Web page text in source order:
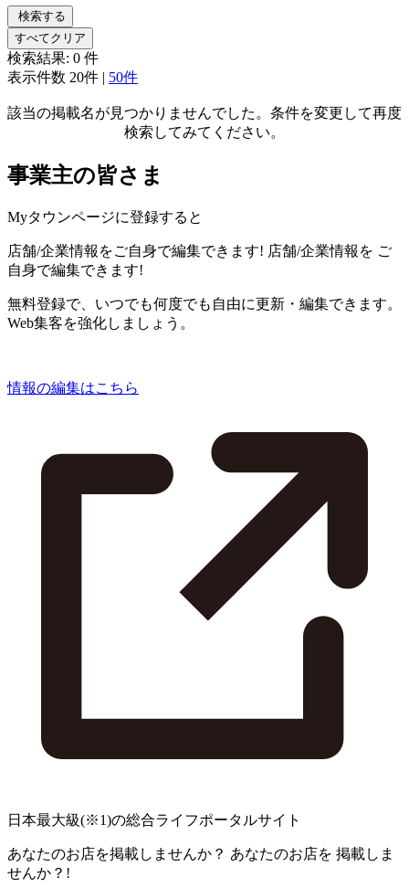
検索する
すべてクリア
検索結果: 0 件
表示件数 20件 | 50件
該当の掲載名が見つかりませんでした。条件を変更して再度
検索してみてください。
事業主の皆さま
Myタウンページに登録すると
店舗/企業情報をご自身で編集できます! 店舗/企業情報を ご
自身で編集できます!
無料登録で、いつでも何度でも自由に更新・編集できます。
Web集客を強化しましょう。
情報の編集はこちら
日本最大級(※1)の総合ライフポータルサイト
あなたのお店を掲載しませんか？ あなたのお店を 掲載しま
せんか？!